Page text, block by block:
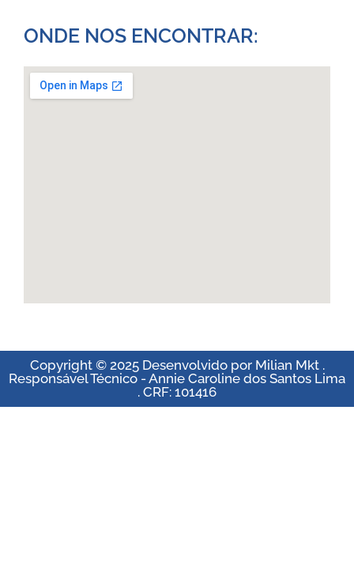
ONDE NOS ENCONTRAR:​
Copyright © 2025 Desenvolvido por Milian Mkt .
Responsável Técnico - Annie Caroline dos Santos Lima
. CRF: 101416